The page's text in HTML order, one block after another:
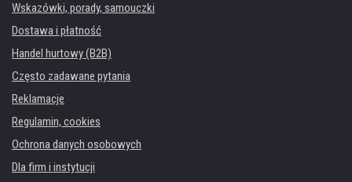
Wskazówki, porady, samouczki
Dostawa i płatność
Handel hurtowy (B2B)
Często zadawane pytania
Reklamacje
Regulamin, cookies
Ochrona danych osobowych
Dla firm i instytucji